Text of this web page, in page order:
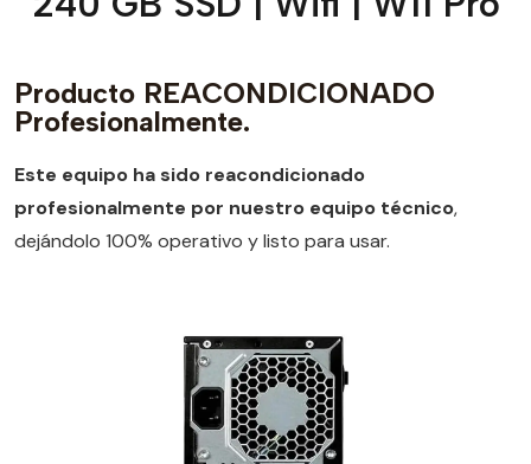
Producto REACONDICIONADO
Profesionalmente.
Este equipo ha sido reacondicionado
profesionalmente por nuestro equipo técnico,
dejándolo 100% operativo y listo para usar.